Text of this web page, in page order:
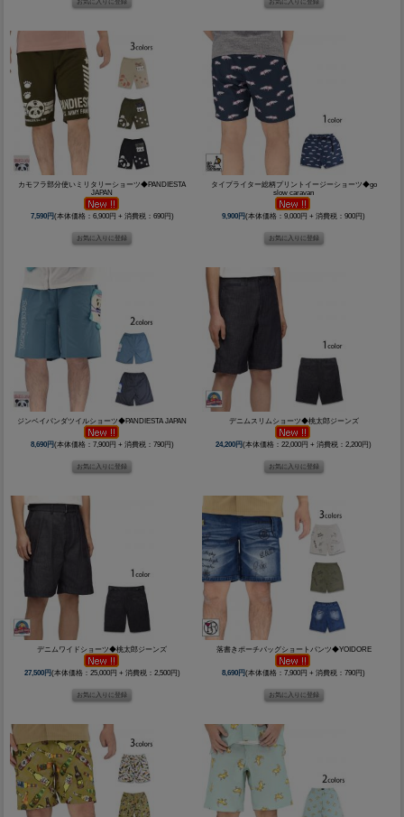
カモフラ部分使いミリタリーショーツ◆PANDIESTA
JAPAN
7,590円(本体価格：6,900円 + 消費税：690円)
タイプライター総柄プリントイージーショーツ◆go
slow caravan
9,900円(本体価格：9,000円 + 消費税：900円)
ジンベイパンダツイルショーツ◆PANDIESTA JAPAN
8,690円(本体価格：7,900円 + 消費税：790円)
デニムスリムショーツ◆桃太郎ジーンズ
24,200円(本体価格：22,000円 + 消費税：2,200円)
デニムワイドショーツ◆桃太郎ジーンズ
27,500円(本体価格：25,000円 + 消費税：2,500円)
落書きポーチバッグショートパンツ◆YOIDORE
8,690円(本体価格：7,900円 + 消費税：790円)